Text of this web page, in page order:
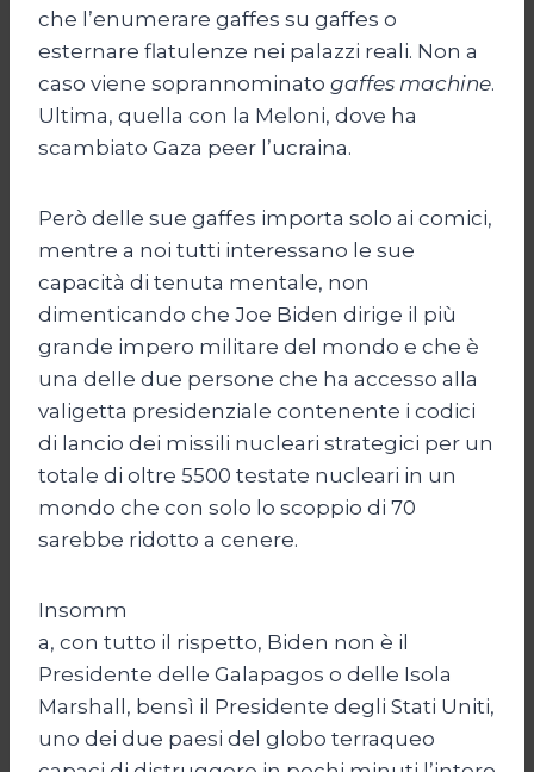
che l’enumerare gaffes su gaffes o
esternare flatulenze nei palazzi reali. Non a
caso viene soprannominato gaffes machine.
Ultima, quella con la Meloni, dove ha
scambiato Gaza peer l’ucraina.
Però delle sue gaffes importa solo ai comici,
mentre a noi tutti interessano le sue
capacità di tenuta mentale, non
dimenticando che Joe Biden dirige il più
grande impero militare del mondo e che è
una delle due persone che ha accesso alla
valigetta presidenziale contenente i codici
di lancio dei missili nucleari strategici per un
totale di oltre 5500 testate nucleari in un
mondo che con solo lo scoppio di 70
sarebbe ridotto a cenere.
Insomm
a, con tutto il rispetto, Biden non è il
Presidente delle Galapagos o delle Isola
Marshall, bensì il Presidente degli Stati Uniti,
uno dei due paesi del globo terraqueo